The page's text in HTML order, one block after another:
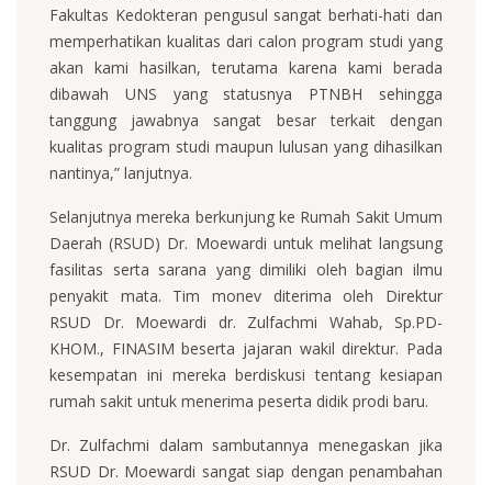
Fakultas Kedokteran pengusul sangat berhati-hati dan
memperhatikan kualitas dari calon program studi yang
akan kami hasilkan, terutama karena kami berada
dibawah UNS yang statusnya PTNBH sehingga
tanggung jawabnya sangat besar terkait dengan
kualitas program studi maupun lulusan yang dihasilkan
nantinya,” lanjutnya.
Selanjutnya mereka berkunjung ke Rumah Sakit Umum
Daerah (RSUD) Dr. Moewardi untuk melihat langsung
fasilitas serta sarana yang dimiliki oleh bagian ilmu
penyakit mata. Tim monev diterima oleh Direktur
RSUD Dr. Moewardi dr. Zulfachmi Wahab, Sp.PD-
KHOM., FINASIM beserta jajaran wakil direktur. Pada
kesempatan ini mereka berdiskusi tentang kesiapan
rumah sakit untuk menerima peserta didik prodi baru.
Dr. Zulfachmi dalam sambutannya menegaskan jika
RSUD Dr. Moewardi sangat siap dengan penambahan